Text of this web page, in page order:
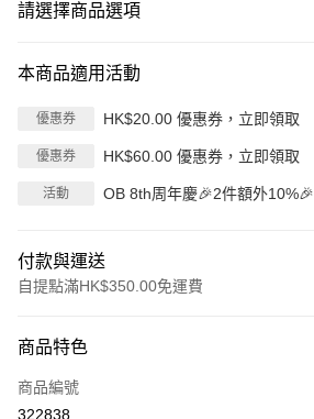
請選擇商品選項
本商品適用活動
優惠券 HK$20.00 優惠券，立即領取
優惠券 HK$60.00 優惠券，立即領取
活動 OB 8th周年慶🎉2件額外10%🎉
付款與運送
自提點滿HK$350.00免運費
信用卡
Apple Pay
商品特色
商品編號
322838